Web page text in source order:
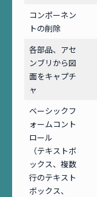
コンポーネン
トの削除
各部品、アセ
ンブリから図
面をキャプチ
ャ
ベーシックフ
ォームコント
ロール
（テキストボ
ックス、複数
行のテキスト
ボックス、